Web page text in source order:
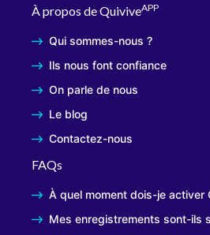
À propos de QuiviveAPP
Qui sommes-nous ?
Ils nous font confiance
On parle de nous
Le blog
Contactez-nous
FAQs
À quel moment dois-je activer
Mes enregistrements sont-ils